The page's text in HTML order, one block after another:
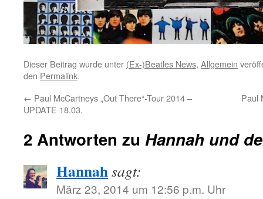
Dieser Beitrag wurde unter (Ex-)Beatles News, Allgemein
den Permalink.
← Paul McCartneys „Out There“-Tour 2014 –
UPDATE 18.03.
Paul
2 Antworten zu Hannah und
Hannahsagt:
März 23, 2014 um 12:56 p.m. Uhr